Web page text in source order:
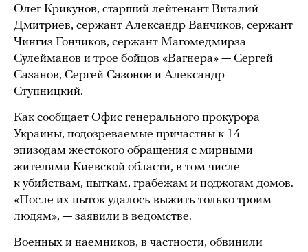
Олег Крикунов, старший лейтенант Виталий
Дмитриев, сержант Александр Ванчиков, сержант
Чингиз Гончиков, сержант Магомедмирза
Сулейманов и трое бойцов «Вагнера» — Сергей
Сазанов, Сергей Сазонов и Александр
Ступницкий.
Как сообщает Офис генерального прокурора
Украины, подозреваемые причастны к 14
эпизодам жестокого обращения с мирными
жителями Киевской области, в том числе
к убийствам, пыткам, грабежам и поджогам домов.
«После их пыток удалось выжить только троим
людям», — заявили в ведомстве.
Военных и наемников, в частности, обвинили